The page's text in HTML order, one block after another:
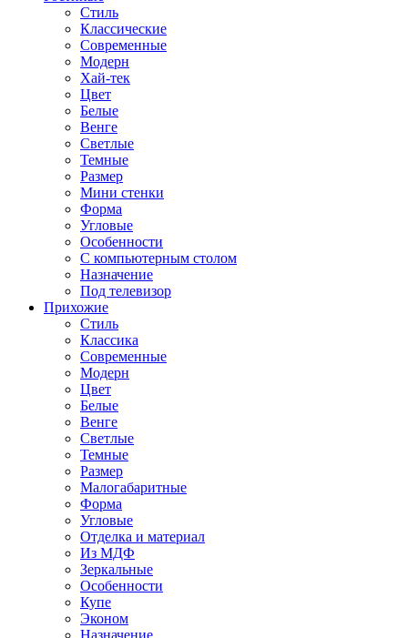
Стиль
Классические
Современные
Модерн
Хай-тек
Цвет
Белые
Венге
Светлые
Темные
Размер
Мини стенки
Форма
Угловые
Особенности
С компьютерным столом
Назначение
Под телевизор
Прихожие
Стиль
Классика
Современные
Модерн
Цвет
Белые
Венге
Светлые
Темные
Размер
Малогабаритные
Форма
Угловые
Отделка и материал
Из МДФ
Зеркальные
Особенности
Купе
Эконом
Назначение